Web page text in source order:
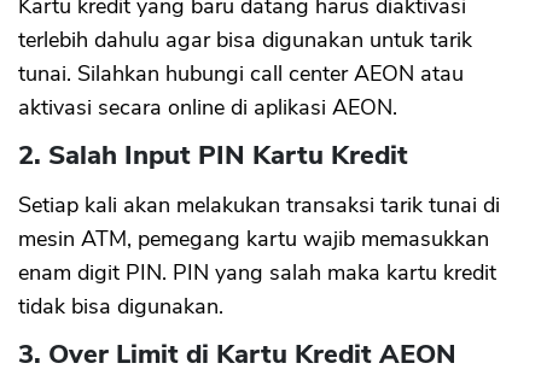
Kartu kredit yang baru datang harus diaktivasi
terlebih dahulu agar bisa digunakan untuk tarik
tunai. Silahkan hubungi call center AEON atau
aktivasi secara online di aplikasi AEON.
2. Salah Input PIN Kartu Kredit
Setiap kali akan melakukan transaksi tarik tunai di
mesin ATM, pemegang kartu wajib memasukkan
enam digit PIN. PIN yang salah maka kartu kredit
tidak bisa digunakan.
3. Over Limit di Kartu Kredit AEON